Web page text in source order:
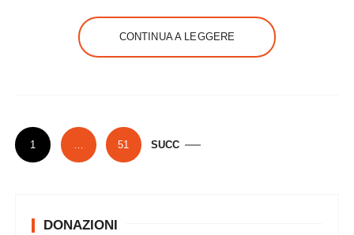
CONTINUA A LEGGERE
P
a
1 … 51 SUCC
DONAZIONI